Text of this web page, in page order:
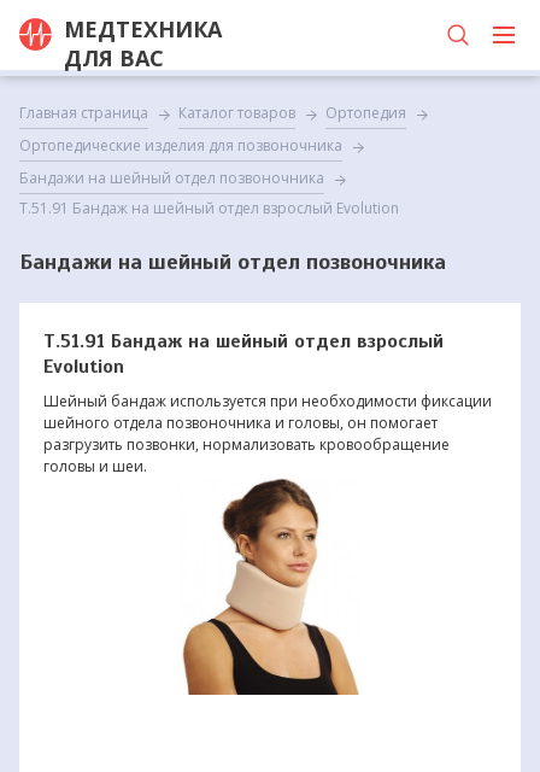
МЕДТЕХНИКА
ДЛЯ ВАС
Главная страница Каталог товаров
Ортопедия
Ортопедические изделия для позвоночника
Бандажи на шейный отдел позвоночника
Т.51.91 Бандаж на шейный отдел взрослый Evolution
Бандажи на шейный отдел позвоночника
Т.51.91 Бандаж на шейный отдел взрослый
Evolution
Шейный бандаж используется при необходимости фиксации
шейного отдела позвоночника и головы, он помогает
разгрузить позвонки, нормализовать кровообращение
головы и шеи.